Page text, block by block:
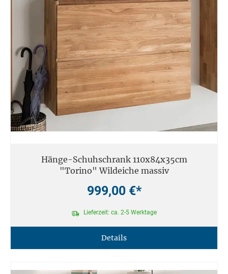
Hänge-Schuhschrank 110x84x35cm
"Torino" Wildeiche massiv
999,00 €*
Lieferzeit: ca. 2-5 Werktage
Details